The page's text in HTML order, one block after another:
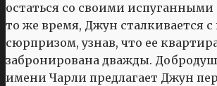
остаться со своими
то же время, Джун сталкивается
сюрпризом, узнав, что ее
забронирована дважды.
имени Чарли предлагает Джун